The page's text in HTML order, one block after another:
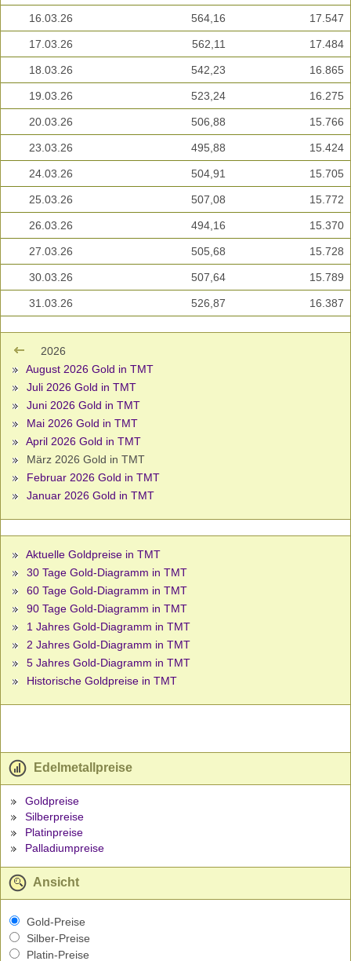
16.03.26 564,16 17.547
17.03.26 562,11 17.484
18.03.26 542,23 16.865
19.03.26 523,24 16.275
20.03.26 506,88 15.766
23.03.26 495,88 15.424
24.03.26 504,91 15.705
25.03.26 507,08 15.772
26.03.26 494,16 15.370
27.03.26 505,68 15.728
30.03.26 507,64 15.789
31.03.26 526,87 16.387
2026
August 2026 Gold in TMT
Juli 2026 Gold in TMT
Juni 2026 Gold in TMT
Mai 2026 Gold in TMT
April 2026 Gold in TMT
März 2026 Gold in TMT
Februar 2026 Gold in TMT
Januar 2026 Gold in TMT
Aktuelle Goldpreise in TMT
30 Tage Gold-Diagramm in TMT
60 Tage Gold-Diagramm in TMT
90 Tage Gold-Diagramm in TMT
1 Jahres Gold-Diagramm in TMT
2 Jahres Gold-Diagramm in TMT
5 Jahres Gold-Diagramm in TMT
Historische Goldpreise in TMT
Edelmetallpreise
Goldpreise
Silberpreise
Platinpreise
Palladiumpreise
Ansicht
Gold-Preise
Silber-Preise
Platin-Preise